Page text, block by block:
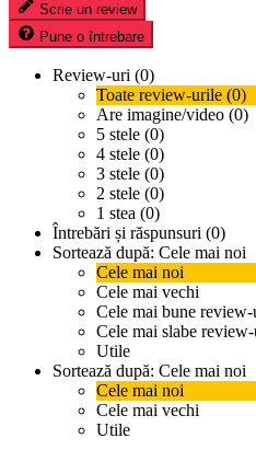
Scrie un review
Pune o întrebare
Review-uri (0)
Toate review-urile (0)
Are imagine/video (0)
5 stele (0)
4 stele (0)
3 stele (0)
2 stele (0)
1 stea (0)
Întrebări și răspunsuri (0)
Sortează după: Cele mai noi
Cele mai noi
Cele mai vechi
Cele mai bune review-
Cele mai slabe
Utile
Sortează după: Cele mai noi
Cele mai noi
Cele mai vechi
Utile